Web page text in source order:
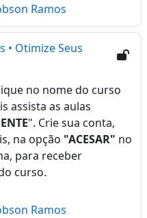
Ramos
• Otimize Seus
no nome do curso
assista as aulas
". Crie sua conta,
na opção "ACESAR" no
para receber
curso.
Ramos